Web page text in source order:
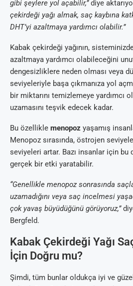
gibi şeylere yol açabilir,”diye
çekirdeği yağı almak, saç kaybına
DHT’yi azaltmaya yardımcı olabilir.”
Kabak çekirdeği yağının,
azaltmaya yardımcı olabileceğini
dengesizliklere neden olması veya
seviyeleriyle başa çıkmanıza yol
bir miktarını temizlemeye yardımcı
uzamasını teşvik edecek kadar.
Bu özellikle menopoz yaşamış
Menopoz sırasında, östrojen
seviyeleri artar. Bazı insanlar için bu
gerçek bir etki yaratabilir.
“Genellikle menopoz sonrasında
uzamadığını veya saç incelmesi
çok yavaş büyüdüğünü görüyoruz,”
Bergfeld.
Kabak Çekirdeği Yağı
İçin Doğru mu?
Şimdi, tüm bunlar oldukça iyi ve